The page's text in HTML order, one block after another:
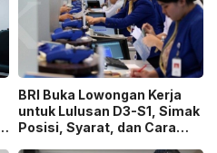
BRI Buka Lowongan Kerja
untuk Lulusan D3-S1, Simak
Posisi, Syarat, dan Cara